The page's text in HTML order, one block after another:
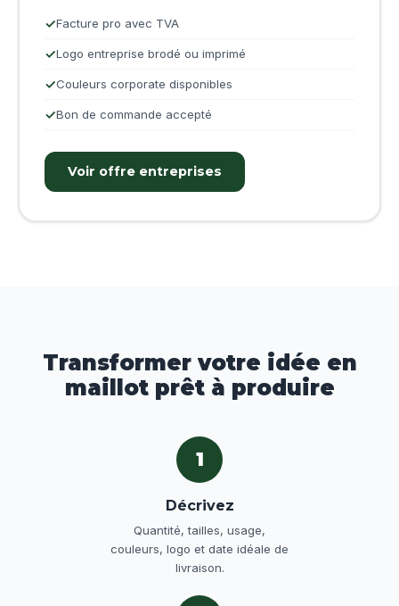
Facture pro avec TVA
Logo entreprise brodé ou imprimé
Couleurs corporate disponibles
Bon de commande accepté
Voir offre entreprises
Transformer votre idée en
maillot prêt à produire
1
Décrivez
Quantité, tailles, usage,
couleurs, logo et date idéale de
livraison.